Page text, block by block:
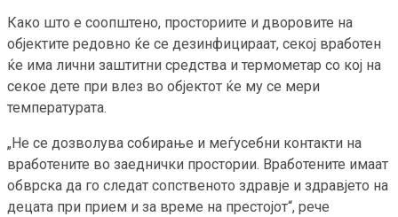
Како што е соопштено, просториите и дворовите на
објектите редовно ќе се дезинфицираат, секој вработен
ќе има лични заштитни средства и термометар со кој на
секое дете при влез во објектот ќе му се мери
температурата.
„Не се дозволува собирање и меѓусебни контакти на
вработените во заеднички простории. Вработените имаат
обврска да го следат сопственото здравје и здравјето на
децата при прием и за време на престојот“, рече